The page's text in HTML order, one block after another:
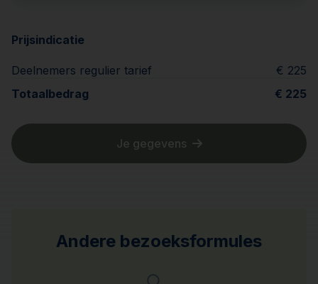
Prijsindicatie
Deelnemers regulier tarief
€ 225
Totaalbedrag
€ 225
Je gegevens
Andere bezoeksformules